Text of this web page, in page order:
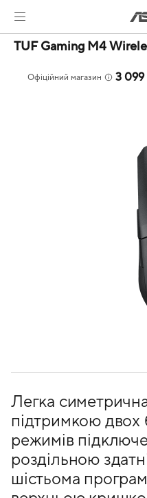
TUF Gaming M4
Офіційний магазин 3 099
Легка
підтримкою двох
режимів
роздільною
шістьома